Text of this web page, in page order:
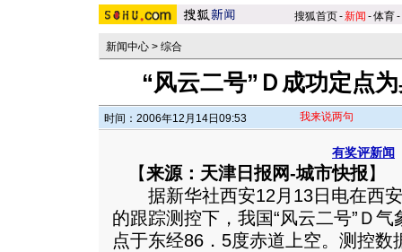
搜狐首页-新闻 -体育-
新闻中心 > 综合
“风云二号”Ｄ成功定点
时间：2006年12月14日09:53 我来说两句
有奖评新闻
【来源：天津日报网-城市快报】
据新华社西安12月13日电在西安
的跟踪测控下，我国“风云二号”Ｄ
点于东经86．5度赤道上空。测控